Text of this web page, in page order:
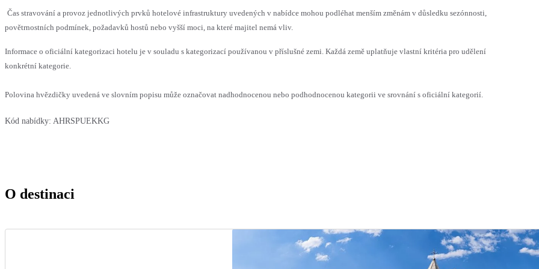
Čas stravování a provoz jednotlivých prvků hotelové infrastruktury uvedených v nabídce mohou podléhat menším změnám v důsledku sezónnosti,
povětrnostních podmínek, požadavků hostů nebo vyšší moci, na které majitel nemá vliv.
Informace o oficiální kategorizaci hotelu je v souladu s kategorizací používanou v příslušné zemi. Každá země uplatňuje vlastní kritéria pro udělení
konkrétní kategorie.
Polovina hvězdičky uvedená ve slovním popisu může označovat nadhodnocenou nebo podhodnocenou kategorii ve srovnání s oficiální kategorií.
Kód nabídky: AHRSPUEKKG
O destinaci